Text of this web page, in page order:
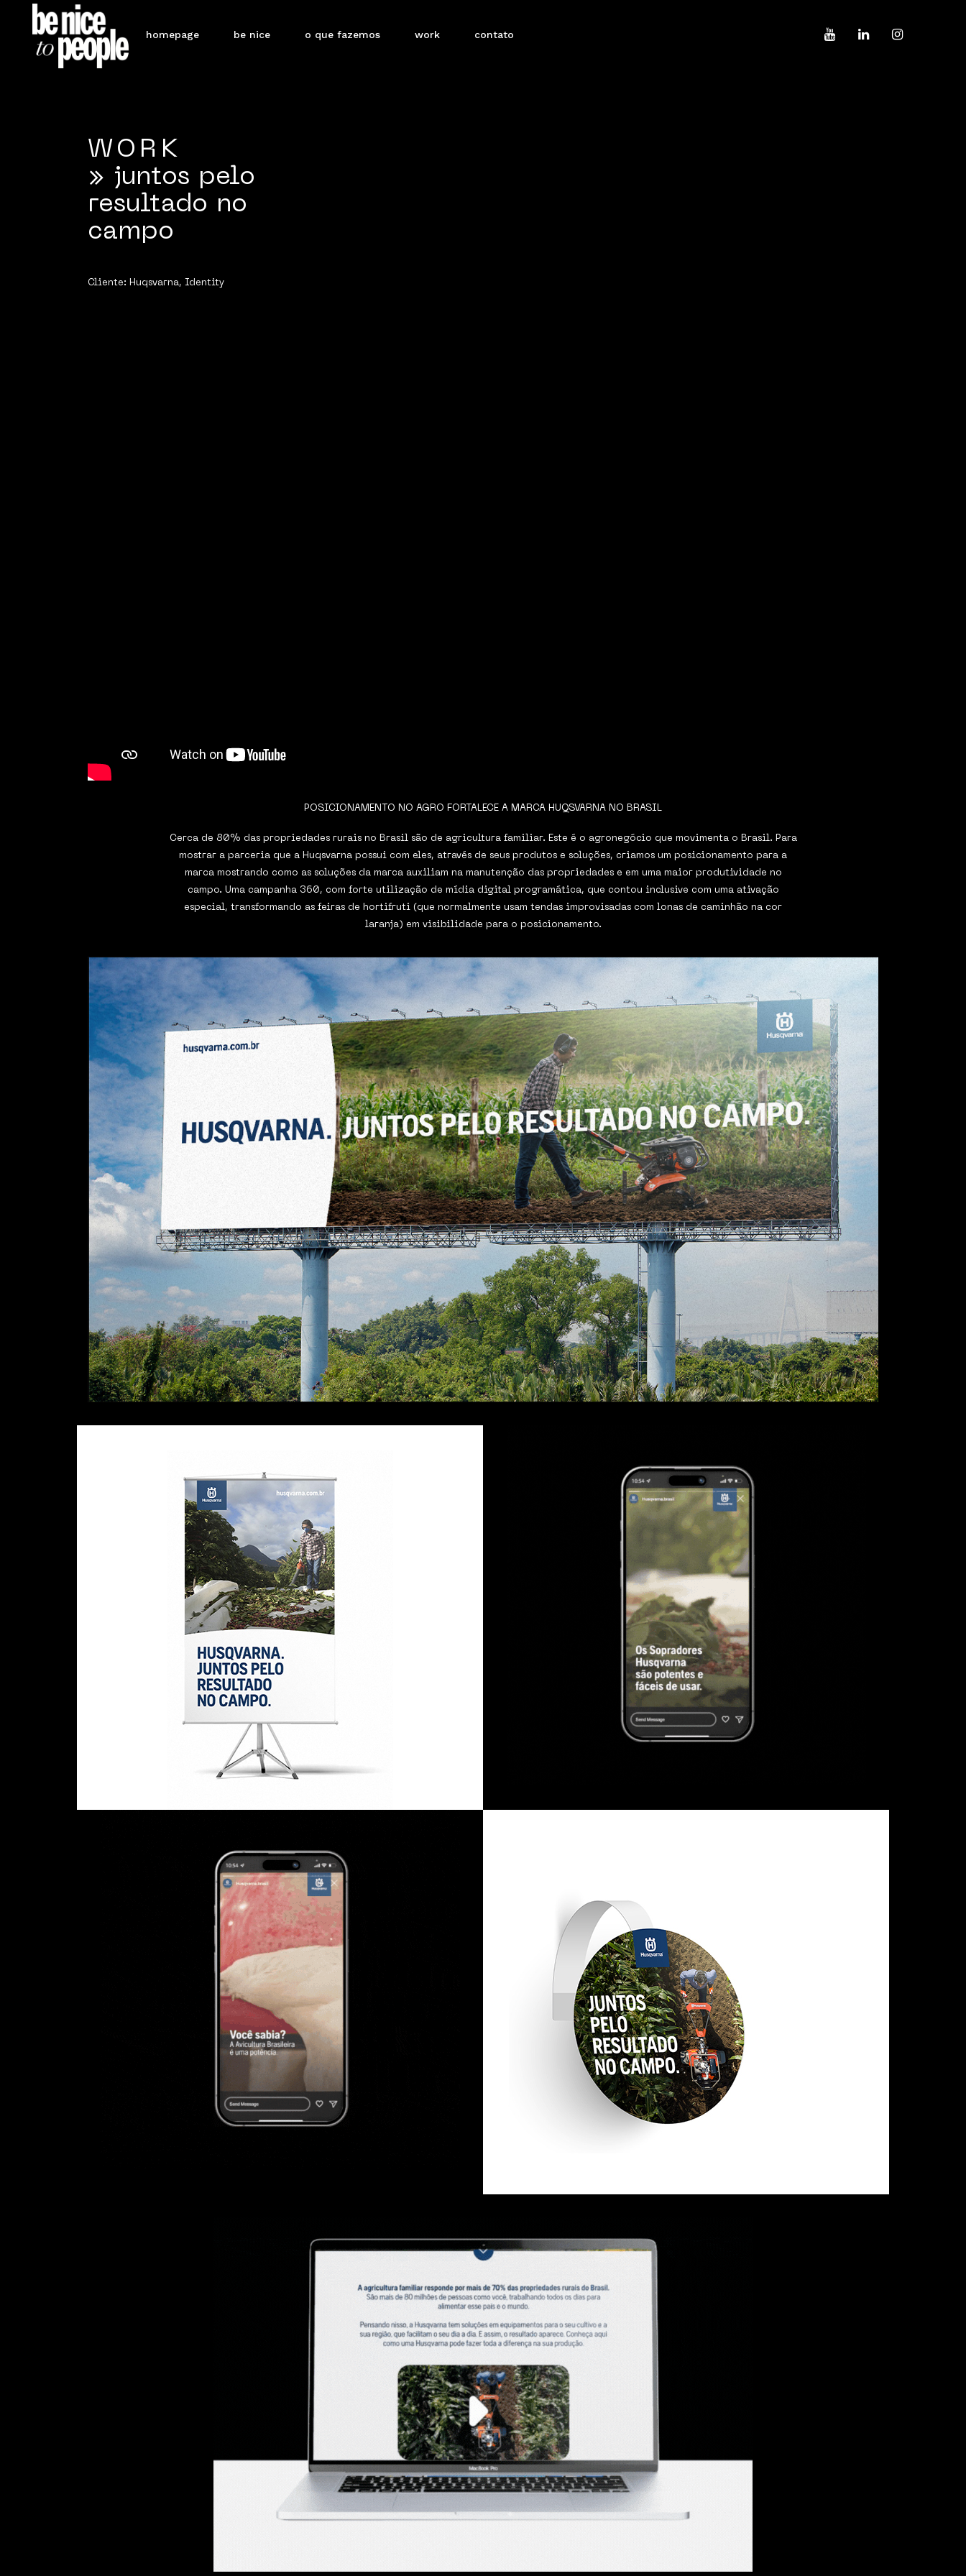
homepage be nice o que fazemos work contato
WORK
» juntos pelo
resultado no
campo
Cliente: Huqsvarna, Identity
POSICIONAMENTO NO AGRO FORTALECE A MARCA HUQSVARNA NO BRASIL
Cerca de 80% das propriedades rurais no Brasil são de agricultura familiar. Este é o agronegócio que movimenta o Brasil. Para
mostrar a parceria que a Huqsvarna possui com eles, através de seus produtos e soluções, criamos um posicionamento para a
marca mostrando como as soluções da marca auxiliam na manutenção das propriedades e em uma maior produtividade no
campo. Uma campanha 360, com forte utilização de mídia digital programática, que contou inclusive com uma ativação
especial, transformando as feiras de hortifruti (que normalmente usam tendas improvisadas com lonas de caminhão na cor
laranja) em visibilidade para o posicionamento.